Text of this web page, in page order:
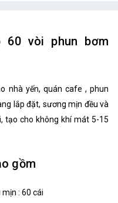
60 vòi phun bơm
nhà yến, quán cafe , phun
lắp đặt, sương mịn đều và
tạo cho không khí mát 5-15
gồm
: 60 cái